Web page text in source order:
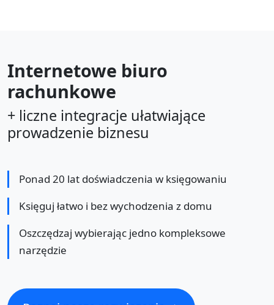
Internetowe biuro
rachunkowe
+ liczne integracje ułatwiające
prowadzenie biznesu
Ponad 20 lat doświadczenia w księgowaniu
Księguj łatwo i bez wychodzenia z domu
Oszczędzaj wybierając jedno kompleksowe
narzędzie